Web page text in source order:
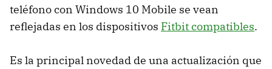
teléfono con Windows 10 Mobile se vean
reflejadas en los dispositivos Fitbit compatibles.
Es la principal novedad de una actualización que